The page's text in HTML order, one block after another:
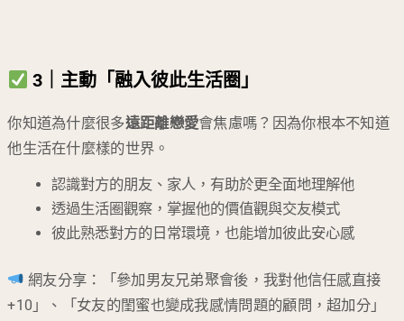
3｜主動「融入彼此生活圈」
你知道為什麼很多遠距離戀愛會焦慮嗎？因為你根本不知道
他生活在什麼樣的世界。
認識對方的朋友、家人，有助於更全面地理解他
透過生活圈觀察，掌握他的價值觀與交友模式
彼此熟悉對方的日常環境，也能增加彼此安心感
網友分享：「參加男友兄弟聚會後，我對他信任感直接
+10」、「女友的閨蜜也變成我感情問題的顧問，超加分」